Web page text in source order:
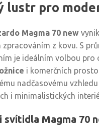
lustr pro
Magma 70 new
z kovu. S
je ideálním volbou pro
i komerčních
nadčasovému
i minimalistických
svítidla Magma 70